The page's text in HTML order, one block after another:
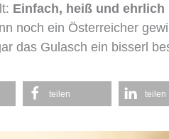
Einfach, heiß und ehrlich
noch ein Österreicher
das Gulasch ein bisserl
teilen teilen